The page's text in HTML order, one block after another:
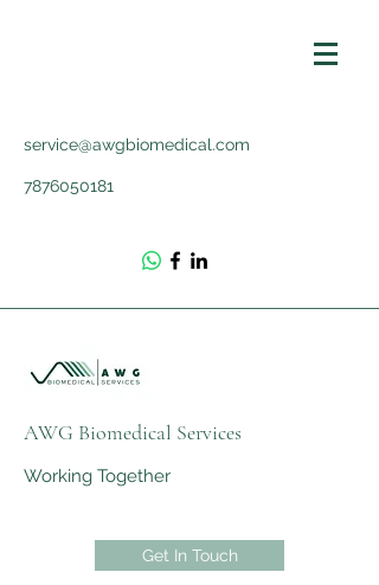
service@awgbiomedical.com
7876050181
AWG Biomedical Services
Working Together
Get In Touch